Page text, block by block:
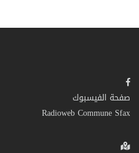
صفحة الفيسبوك
Radioweb Commune Sfax